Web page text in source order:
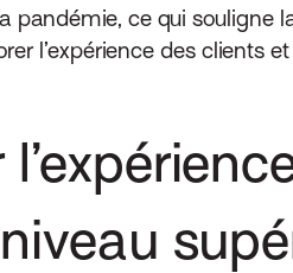
pandémie, ce qui souligne
l’expérience des clients